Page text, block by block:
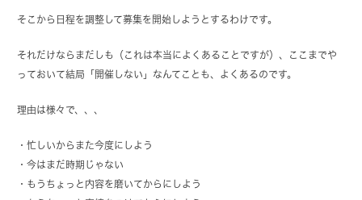
そこから日程を調整して募集を開始しようとするわけです。
それだけならまだしも（これは本当によくあることですが）、ここまでや
っておいて結局「開催しない」なんてことも、よくあるのです。
理由は様々で、、、
・忙しいからまた今度にしよう
・今はまだ時期じゃない
・もうちょっと内容を磨いてからにしよう